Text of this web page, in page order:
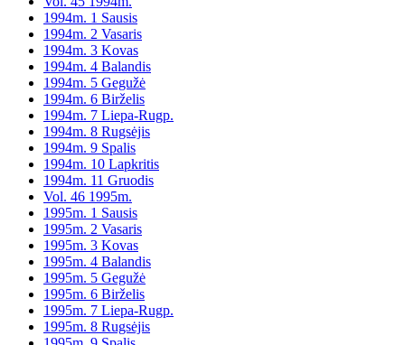
1994m. 1 Sausis
1994m. 2 Vasaris
1994m. 3 Kovas
1994m. 4 Balandis
1994m. 5 Gegužė
1994m. 6 Birželis
1994m. 7 Liepa-Rugp.
1994m. 8 Rugsėjis
1994m. 9 Spalis
1994m. 10 Lapkritis
1994m. 11 Gruodis
Vol. 46 1995m.
1995m. 1 Sausis
1995m. 2 Vasaris
1995m. 3 Kovas
1995m. 4 Balandis
1995m. 5 Gegužė
1995m. 6 Birželis
1995m. 7 Liepa-Rugp.
1995m. 8 Rugsėjis